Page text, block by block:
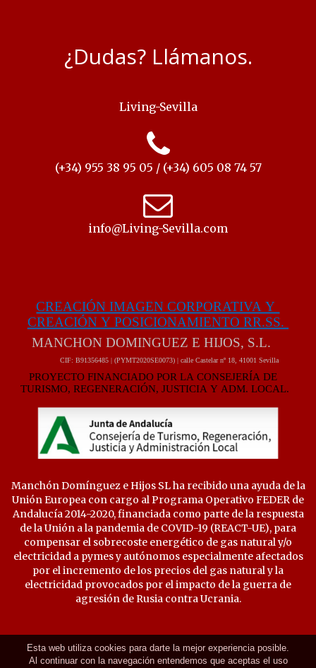
¿Dudas? Llámanos.
Living-Sevilla
(+34) 955 38 95 05 / (+34) 605 08 74 57
info@Living-Sevilla.com
Manchón Domínguez e Hijos SL ha recibido una ayuda de la
Unión Europea con cargo al Programa Operativo FEDER de
Andalucía 2014-2020, financiada como parte de la respuesta
de la Unión a la pandemia de COVID-19 (REACT-UE), para
compensar el sobrecoste energético de gas natural y/o
electricidad a pymes y autónomos especialmente afectados
por el incremento de los precios del gas natural y la
electricidad provocados por el impacto de la guerra de
agresión de Rusia contra Ucrania.
Esta web utiliza cookies para darte la mejor experiencia posible.
Al continuar con la navegación entendemos que aceptas el uso